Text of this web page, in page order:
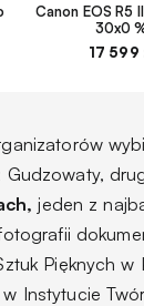
Canon EOS R5
30x0
17 599
Gudzowaty,
jeden z
Pięknych
Instytucie